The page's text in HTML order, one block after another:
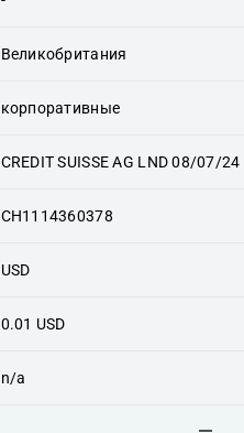
Великобритания
корпоративные
CREDIT SUISSE AG LND 08/07/24
CH1114360378
USD
0.01 USD
n/a